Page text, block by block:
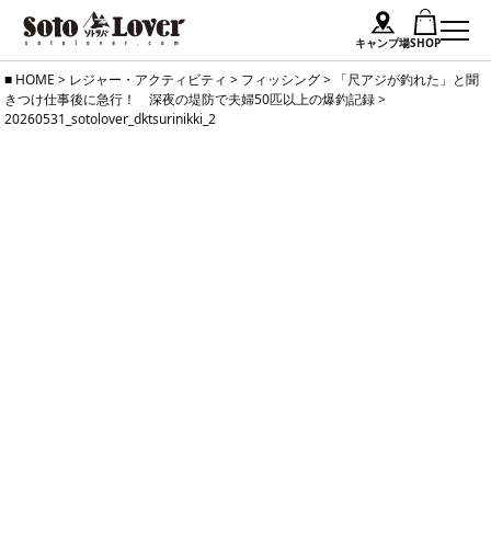
キャンプ場SHOP
Skip
to
HOME > レジャー・アクティビティ > フィッシング> 「尺アジが釣れた」と聞
きつけ仕事後に急行！ 深夜の堤防で夫婦50匹以上の爆釣記録>
20260531_sotolover_dktsurinikki_2